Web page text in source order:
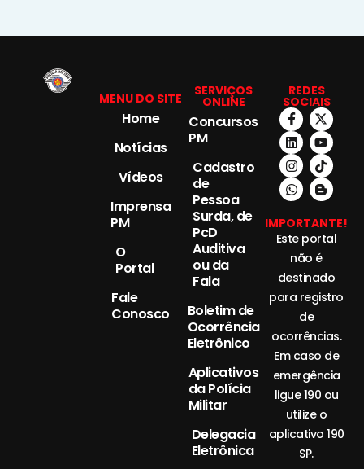
MENU DO SITE
Home
Notícias
Vídeos
Imprensa
PM
O
Portal
Fale
Conosco
SERVIÇOS
ONLINE
Concursos
PM
Cadastro
de
Pessoa
Surda, de
PcD
Auditiva
ou da
Fala
Boletim de
Ocorrência
Eletrônico
Aplicativos
da Polícia
Militar
Delegacia
Eletrônica
REDES
SOCIAIS
IMPORTANTE!
Este portal
não é
destinado
para registro
de
ocorrências.
Em caso de
emergência
ligue 190 ou
utilize o
aplicativo 190
SP.